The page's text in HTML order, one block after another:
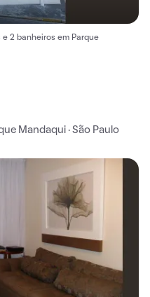
e 2 banheiros em Parque
Mandaqui · São Paulo